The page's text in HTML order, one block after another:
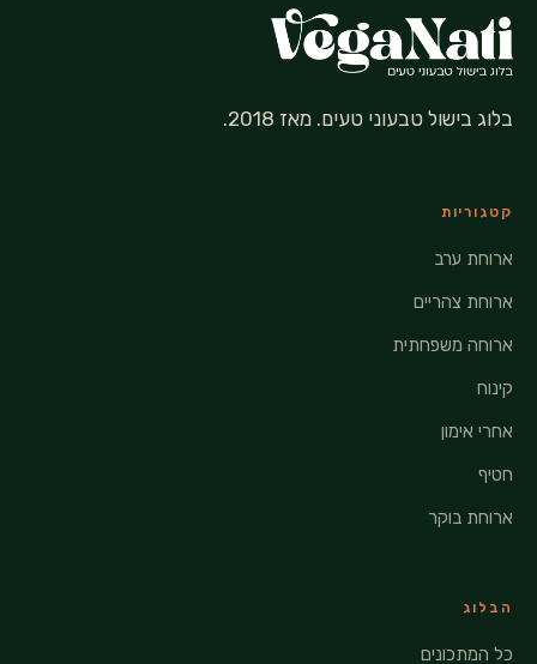
בלוג בישול טבעוני טעים. מאז 2018.
קטגוריות
ארוחת ערב
ארוחת צהריים
ארוחה משפחתית
קינוח
אחרי אימון
חטיף
ארוחת בוקר
הבלוג
כל המתכונים